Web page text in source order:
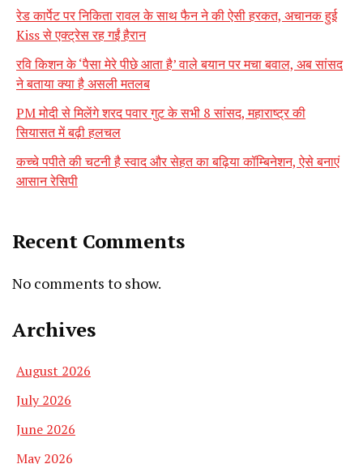
रेड कार्पेट पर निकिता रावल के साथ फैन ने की ऐसी हरकत, अचानक हुई
Kiss से एक्ट्रेस रह गईं हैरान
रवि किशन के ‘पैसा मेरे पीछे आता है’ वाले बयान पर मचा बवाल, अब सांसद
ने बताया क्या है असली मतलब
PM मोदी से मिलेंगे शरद पवार गुट के सभी 8 सांसद, महाराष्ट्र की
सियासत में बढ़ी हलचल
कच्चे पपीते की चटनी है स्वाद और सेहत का बढ़िया कॉम्बिनेशन, ऐसे बनाएं
आसान रेसिपी
Recent Comments
No comments to show.
Archives
August 2026
July 2026
June 2026
May 2026